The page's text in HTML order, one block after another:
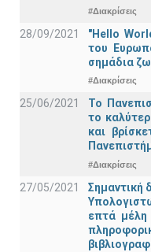
#Διακρίσεις
28/09/2021
"Hello
του
σημάδια
#Διακρίσεις
25/06/2021
Το
το
και
#Διακρίσεις
27/05/2021
Σημαντική
επτά